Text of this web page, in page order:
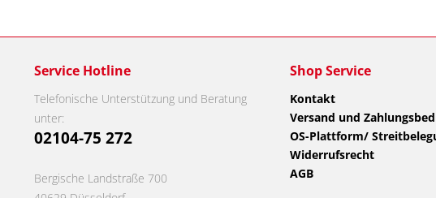
Service Hotline
Telefonische Unterstützung und Beratung
unter:
02104-75 272
Bergische Landstraße 700
Shop Service
Kontakt
Versand und
OS-Plattform/
Widerrufsrecht
AGB